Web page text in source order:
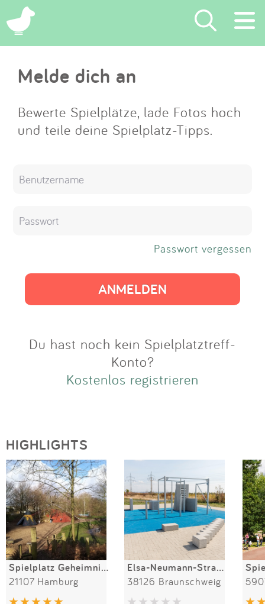
×
Suchen
Eintragen
App
Melde dich an
Bewerte Spielplätze, lade Fotos hoch
und teile deine Spielplatz-Tipps.
Passwort vergessen
Du hast noch kein Spielplatztreff-
Konto?
Kostenlos registrieren
HIGHLIGHTS
Spielplatz Geheimnisvolle Insel
21107 Hamburg
Elsa-Neumann-Straße-Süd
38126 Braunschweig